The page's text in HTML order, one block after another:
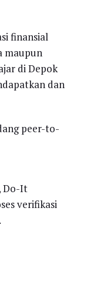
finansial
maupun
di Depok
dan
peer-to-
Do-It
verifikasi